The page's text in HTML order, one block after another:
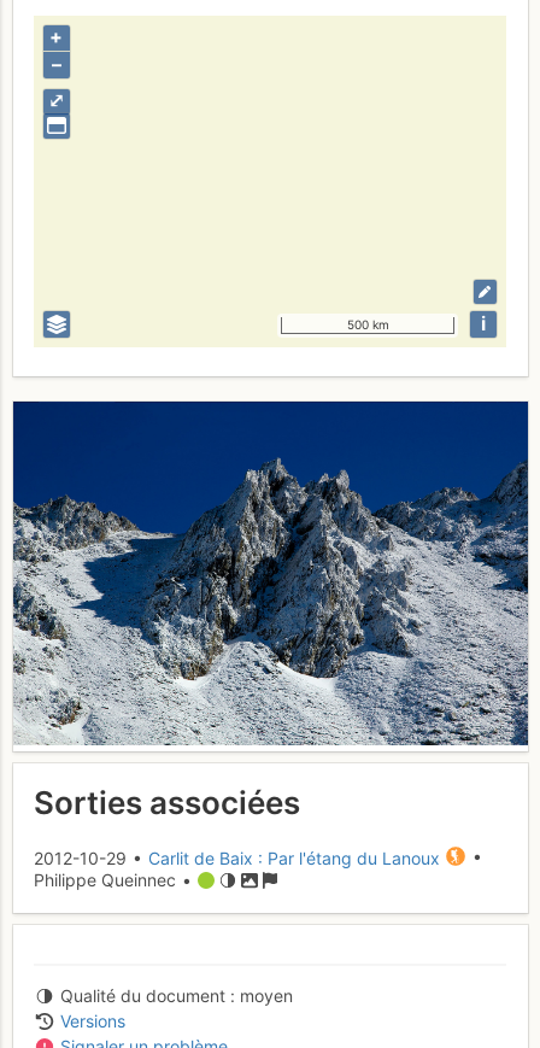
⤢
+
–
500 km i
Sorties associées
2012-10-29 • Carlit de Baix : Par l'étang du Lanoux
•
Philippe Queinnec •
Qualité du document
moyen
Versions